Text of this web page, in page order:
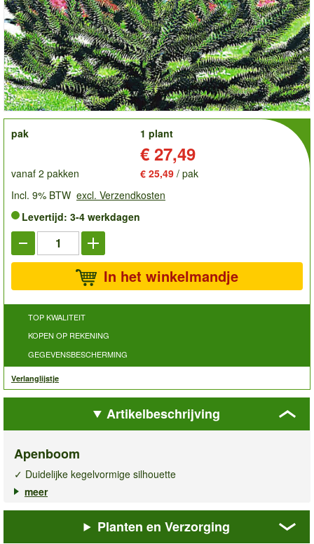
order
pak
1 plant
€ 27,49
vanaf 2 pakken € 25,49 / pak
Incl. 9% BTW excl. Verzendkosten
Levertijd: 3-4 werkdagen
In het winkelmandje
TOP KWALITEIT
KOPEN OP REKENING
GEGEVENSBESCHERMING
Verlanglijstje
Artikelbeschrijving
Apenboom
✓ Duidelijke kegelvormige silhouette
✓ Groenblijvende naaldboom
apenboomheeft een duidelijke kegelvormige
silhouette en siert extravagante tuinen! Deze uit zuid-amerika
meer
Planten en Verzorging